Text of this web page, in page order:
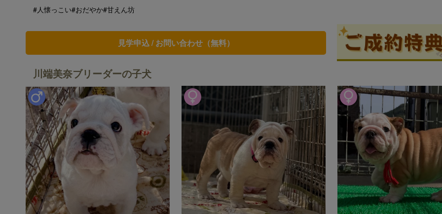
#人懐っこい#おだやか#甘えん坊
見
川端美奈
口コミ0
少し頑固で愛嬌たっぷり・・・
そんな魅力に惹かれ、自家繁
作出するべく、英国ブルドッ
崩さないように、心がけてブリ
見学申込 / お問い合わせ（無料）
川端美奈ブリーダーの子犬